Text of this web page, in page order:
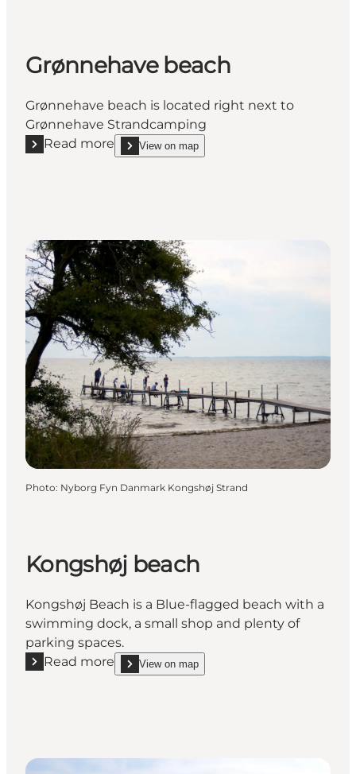
Grønnehave beach
Grønnehave beach is located right next to
Grønnehave Strandcamping
Read more
Read more "Grønnehave beach"
View on map
show Grønnehave beach on_map
Photo: Nyborg Fyn Danmark Kongshøj Strand
Kongshøj beach
Kongshøj Beach is a Blue-flagged beach with a
swimming dock, a small shop and plenty of
parking spaces.
Read more
Read more "Kongshøj beach"
View on map
show Kongshøj beach on_map